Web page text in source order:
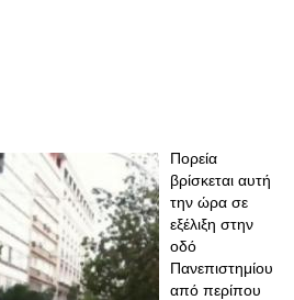
Πορεία
βρίσκεται αυτή
την ώρα σε
εξέλιξη στην
οδό
Πανεπιστημίου
από περίπου